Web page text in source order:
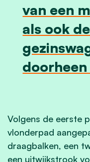
van een
als ook
Volgens de eerste
vlonderpad
draagbalken, een
een uitwijkstrook